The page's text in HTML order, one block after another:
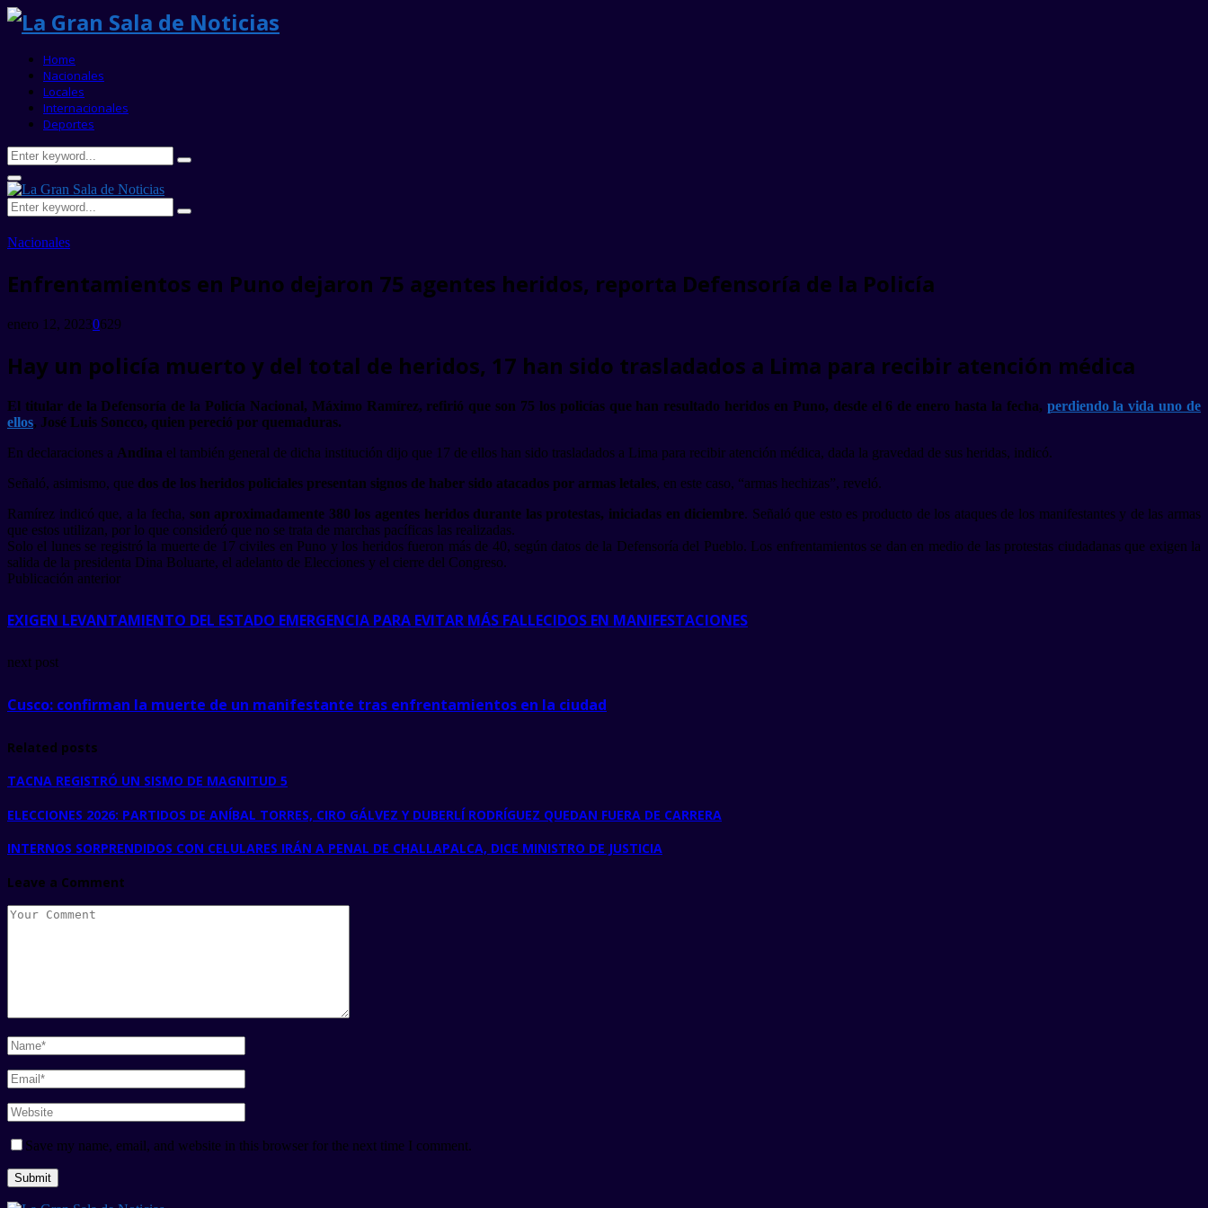
Home
Nacionales
Locales
Internacionales
Deportes
Search
for:
Search
Primary
Menu
Search
for:
Search
Nacionales
Enfrentamientos en Puno dejaron 75 agentes heridos, reporta Defensoría de la Policía
enero 12, 20230629
Hay un policía muerto y del total de heridos, 17 han sido trasladados a Lima para recibir atención médica
El titular de la Defensoría de la Policía Nacional, Máximo Ramírez, refirió que son 75 los policías que han resultado heridos en Puno, desde el 6 de enero hasta la fecha, perdiendo la vida uno de
ellos, José Luis Soncco, quien pereció por quemaduras.
En declaraciones a Andina el también general de dicha institución dijo que 17 de ellos han sido trasladados a Lima para recibir atención médica, dada la gravedad de sus heridas, indicó.
Señaló, asimismo, que dos de los heridos policiales presentan signos de haber sido atacados por armas letales, en este caso, “armas hechizas”, reveló.
Ramírez indicó que, a la fecha, son aproximadamente 380 los agentes heridos durante las protestas, iniciadas en diciembre. Señaló que esto es producto de los ataques de los manifestantes y de las armas
que estos utilizan, por lo que consideró que no se trata de marchas pacíficas las realizadas.
Solo el lunes se registró la muerte de 17 civiles en Puno y los heridos fueron más de 40, según datos de la Defensoría del Pueblo. Los enfrentamientos se dan en medio de las protestas ciudadanas que exigen la
salida de la presidenta Dina Boluarte, el adelanto de Elecciones y el cierre del Congreso.
Publicación anterior
EXIGEN LEVANTAMIENTO DEL ESTADO EMERGENCIA PARA EVITAR MÁS FALLECIDOS EN MANIFESTACIONES
next post
Cusco: confirman la muerte de un manifestante tras enfrentamientos en la ciudad
Related posts
TACNA REGISTRÓ UN SISMO DE MAGNITUD 5
ELECCIONES 2026: PARTIDOS DE ANÍBAL TORRES, CIRO GÁLVEZ Y DUBERLÍ RODRÍGUEZ QUEDAN FUERA DE CARRERA
INTERNOS SORPRENDIDOS CON CELULARES IRÁN A PENAL DE CHALLAPALCA, DICE MINISTRO DE JUSTICIA
Leave a Comment
Save my name, email, and website in this browser for the next time I comment.